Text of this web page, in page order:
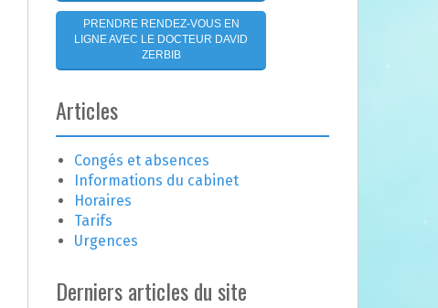
PRENDRE RENDEZ-VOUS EN
LIGNE AVEC LE DOCTEUR DAVID
ZERBIB
Articles
Congés et absences
Informations du cabinet
Horaires
Tarifs
Urgences
Derniers articles du site